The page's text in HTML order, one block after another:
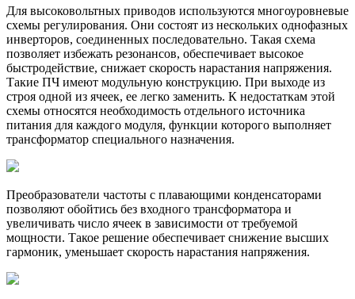
Для высоковольтных приводов используются многоуровневые
схемы регулирования. Они состоят из нескольких однофазных
инверторов, соединенных последовательно. Такая схема
позволяет избежать резонансов, обеспечивает высокое
быстродействие, снижает скорость нарастания напряжения.
Такие ПЧ имеют модульную конструкцию. При выходе из
строя одной из ячеек, ее легко заменить. К недостаткам этой
схемы относятся необходимость отдельного источника
питания для каждого модуля, функции которого выполняет
трансформатор специального назначения.
Преобразователи частоты с плавающими конденсаторами
позволяют обойтись без входного трансформатора и
увеличивать число ячеек в зависимости от требуемой
мощности. Такое решение обеспечивает снижение высших
гармоник, уменьшает скорость нарастания напряжения.